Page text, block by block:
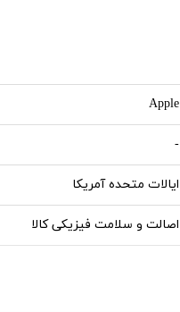
Apple
-
ایالات متحده آمریکا
اصالت و سلامت فیزیکی کالا